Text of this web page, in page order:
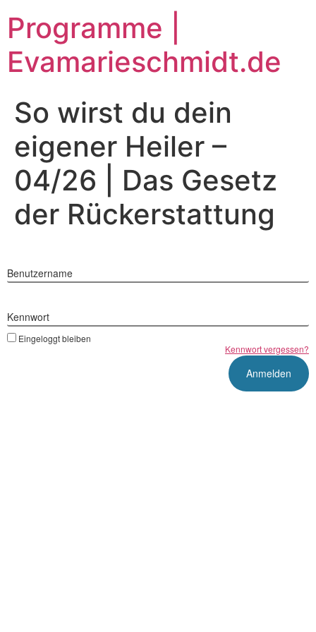
Inhalt
springen
Programme |
Evamarieschmidt.de
So wirst du dein
eigener Heiler –
04/26 | Das Gesetz
der Rückerstattung
Benutzername
Kennwort
Eingeloggt bleiben
Kennwort vergessen?